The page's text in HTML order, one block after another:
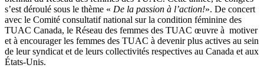
s’est déroulé sous le thème « De la passion à l’action!». De concert
avec le Comité consultatif national sur la condition féminine des
TUAC Canada, le Réseau des femmes des TUAC œuvre à motiver
et à encourager les femmes des TUAC à devenir plus actives au sein
de leur syndicat et de leurs collectivités respectives au Canada et aux
États-Unis.